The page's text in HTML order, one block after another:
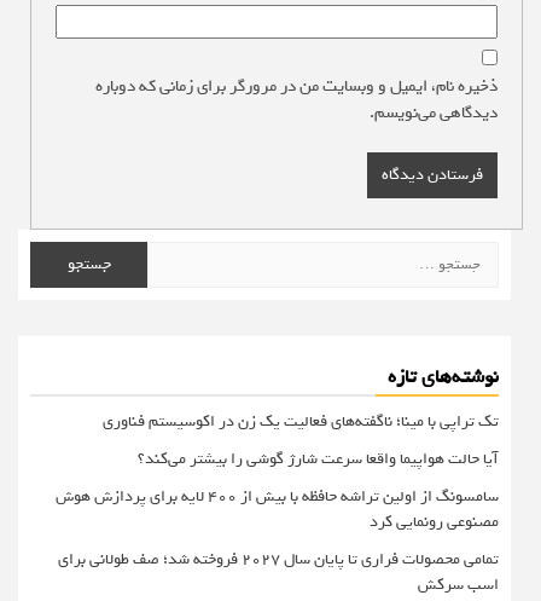
ذخیره نام، ایمیل و وبسایت من در مرورگر برای زمانی که دوباره
دیدگاهی می‌نویسم.
برای:
نوشته‌های تازه
تک تراپی با مینا؛ ناگفته‌های فعالیت یک زن در اکوسیستم فناوری
آیا حالت هواپیما واقعا سرعت شارژ گوشی را بیشتر می‌کند؟
سامسونگ از اولین تراشه حافظه با بیش از ۴۰۰ لایه برای پردازش هوش
مصنوعی رونمایی کرد
تمامی محصولات فراری تا پایان سال ۲۰۲۷ فروخته شد؛ صف طولانی برای
اسب سرکش